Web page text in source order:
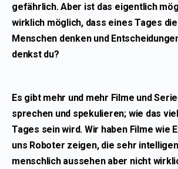
gefährlich. Aber ist das eigentlich
wirklich möglich, dass eines Tages
Menschen denken und
denkst du?
Es gibt mehr und mehr Filme und
sprechen und spekulieren; wie das
Tages sein wird. Wir haben Filme wie
uns Roboter zeigen, die sehr
menschlich aussehen aber nicht